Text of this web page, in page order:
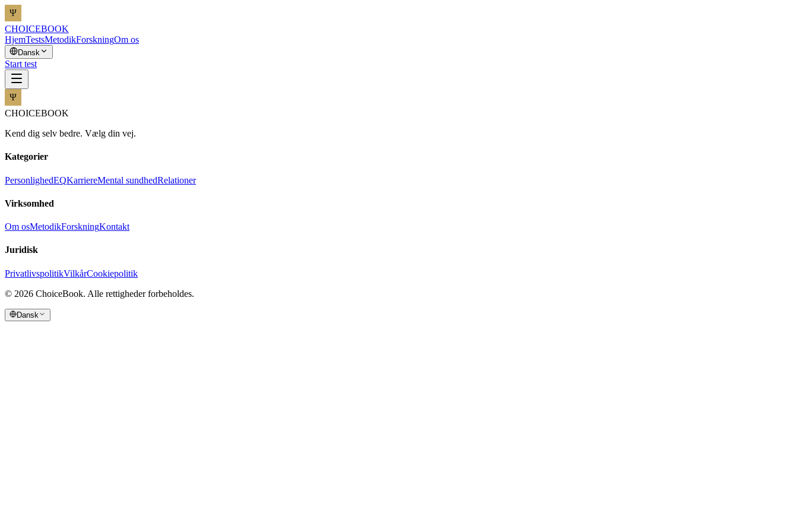
CHOICEBOOK
HjemTestsMetodikForskningOm os
Dansk
Start test
CHOICEBOOK
Kend dig selv bedre. Vælg din vej.
Kategorier
PersonlighedEQKarriereMental sundhedRelationer
Virksomhed
Om osMetodikForskningKontakt
Juridisk
PrivatlivspolitikVilkårCookiepolitik
© 2026 ChoiceBook. Alle rettigheder forbeholdes.
Dansk